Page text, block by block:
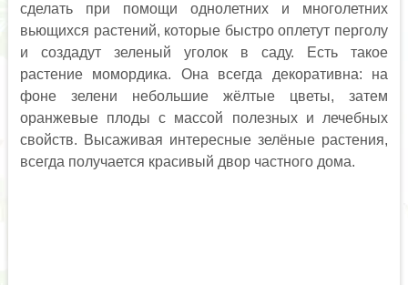
сделать при помощи однолетних и многолетних
вьющихся растений, которые быстро оплетут перголу
и создадут зеленый уголок в саду. Есть такое
растение момордика. Она всегда декоративна: на
фоне зелени небольшие жёлтые цветы, затем
оранжевые плоды с массой полезных и лечебных
свойств. Высаживая интересные зелёные растения,
всегда получается красивый двор частного дома.